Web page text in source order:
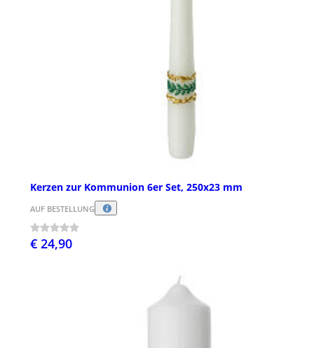
Kerzen zur Kommunion 6er Set, 250x23 mm
AUF BESTELLUNG
€ 24,90